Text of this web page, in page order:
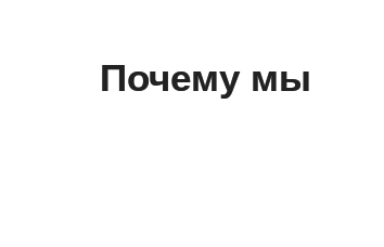
Почему мы